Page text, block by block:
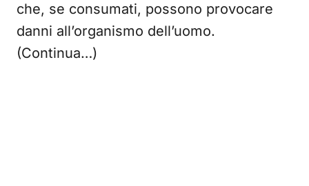
che, se consumati, possono provocare
danni all’organismo dell’uomo.
(Continua…)